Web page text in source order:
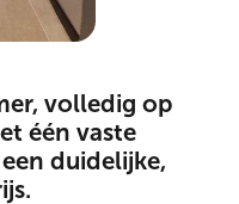
volledig op
één vaste
duidelijke,